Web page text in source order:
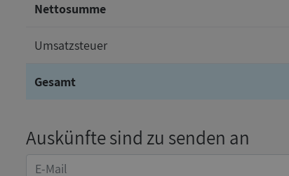
Nettosumme
Umsatzsteuer
Gesamt
Auskünfte sind zu senden an